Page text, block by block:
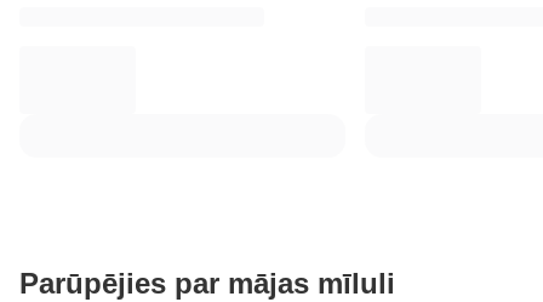
Parūpējies par mājas mīluli